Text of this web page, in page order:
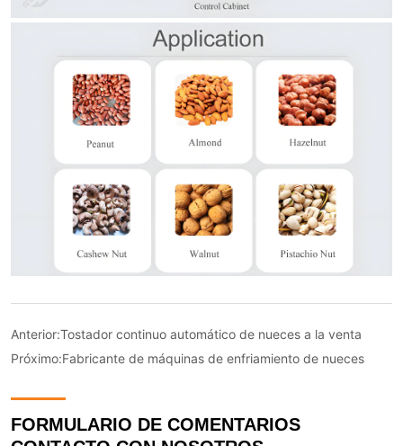
Anterior:Tostador continuo automático de nueces a la venta
Próximo:Fabricante de máquinas de enfriamiento de nueces
FORMULARIO DE COMENTARIOS